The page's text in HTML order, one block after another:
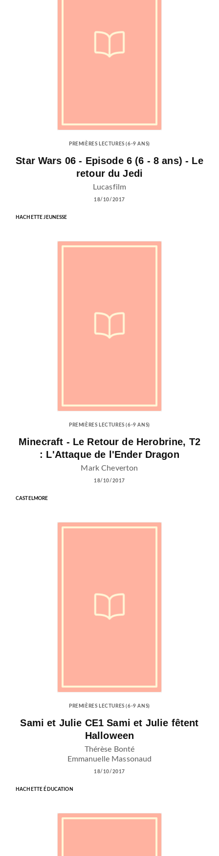
PREMIÈRES LECTURES (6-9 ANS)
Star Wars 06 - Episode 6 (6 - 8 ans) - Le
retour du Jedi
Lucasfilm
18/10/2017
HACHETTE JEUNESSE
PREMIÈRES LECTURES (6-9 ANS)
Minecraft - Le Retour de Herobrine, T2
: L'Attaque de l'Ender Dragon
Mark Cheverton
18/10/2017
CASTELMORE
PREMIÈRES LECTURES (6-9 ANS)
Sami et Julie CE1 Sami et Julie fêtent
Halloween
Thérèse Bonté
Emmanuelle Massonaud
18/10/2017
HACHETTE ÉDUCATION